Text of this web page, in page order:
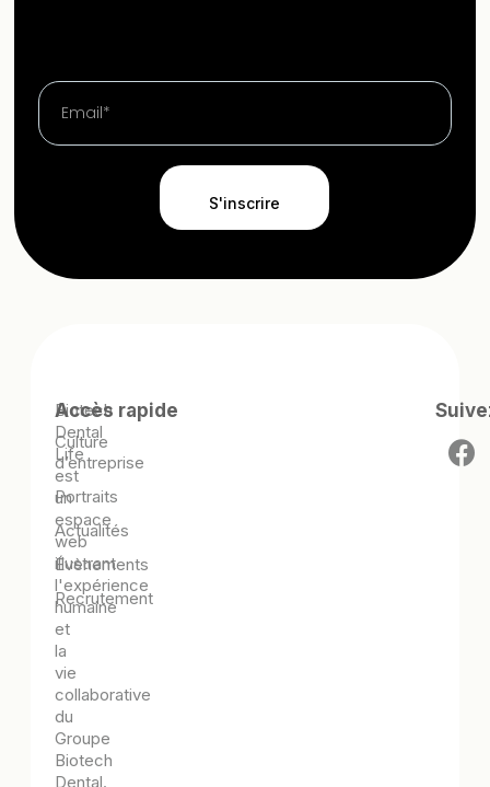
S'inscrire
Biotech
Dental
Life
est
un
espace
web
illustrant
l'expérience
humaine
et
la
vie
collaborative
du
Groupe
Biotech
Dental.
Accès rapide
Culture
d’entreprise
Portraits
Actualités
Évènements
Recrutement